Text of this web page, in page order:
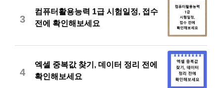
3
컴퓨터활용능력 1급 시험일정, 접수
전에 확인해보세요
4
엑셀 중복값 찾기, 데이터 정리 전에
확인해보세요